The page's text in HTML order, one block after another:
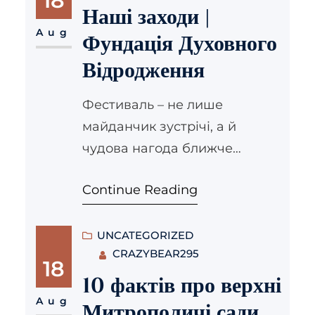
справах душпастирства
охорони здоров’я Комісії: –
Комісія у справах молоді –
Літургійна Комісія – Комісія з
питань екології Катехитична
діяльність та освіта: –
Архиєпархіяльний
Aug
Наші заходи |
Фундація Духовного
Відродження
Фестиваль – не лише
майданчик зустрічі, а й
чудова нагода ближче
служінням Церкви та просто
зарядитися духовним
настроєм. У переддень
Старого Нового року, 13
січня, збираємося з
Continue Reading
18
Aug
UNCATEGORIZED
CRAZYBEAR295
10 фактів про верхні